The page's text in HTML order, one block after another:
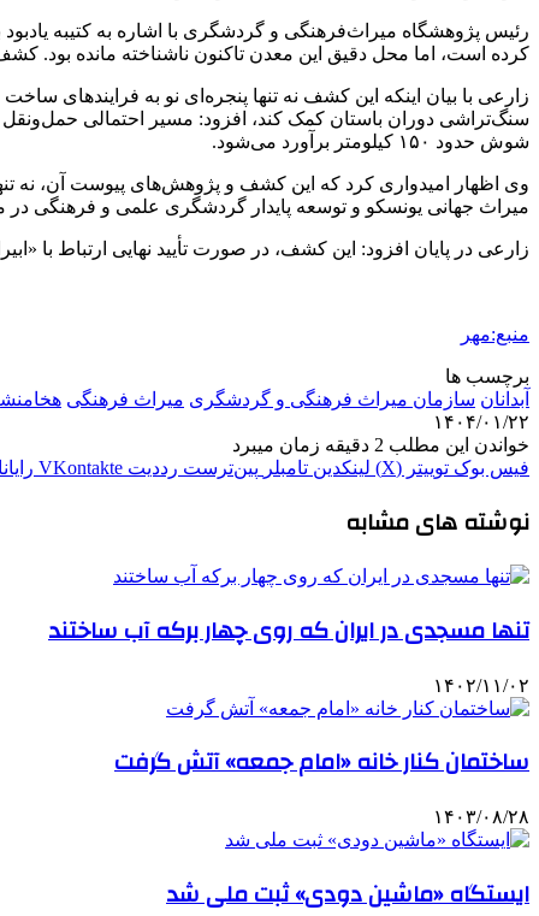
رئیس پژوهشگاه میراث‌فرهنگی و گردشگری با اشاره به کتیبه
کرده است، اما محل دقیق این معدن تاکنون ناشناخته مانده بود.
زارعی با بیان اینکه این کشف نه تنها پنجره‌ای نو به فرایندهای
سنگ‌تراشی دوران باستان کمک کند، افزود: مسیر احتمالی
شوش حدود ۱۵۰ کیلومتر برآورد می‌شود.
وی اظهار امیدواری کرد که این کشف و پژوهش‌های پیوست آن، نه
میراث جهانی یونسکو و توسعه پایدار گردشگری علمی و فرهنگی
زارعی در پایان افزود: این کشف، در صورت تأیید نهایی ارتباط با
منبع:مهر
برچسب ها
آبدانان سازمان میراث فرهنگی و گردشگری میراث فرهنگی
۱۴۰۴/۰۱/۲۲
خواندن این مطلب 2 دقیقه زمان میبرد
فیس بوک توییتر (X) لینکدین ‫تامبلر ‫پین‌ترست ‫رددیت ‫VKontakte
نوشته های مشابه
تنها مسجدی در ایران که روی چهار برکه آب ساختند
۱۴۰۲/۱۱/۰۲
ساختمان کنار خانه «امام جمعه» آتش گرفت
۱۴۰۳/۰۸/۲۸
ایستگاه «ماشین دودی» ثبت ملی شد